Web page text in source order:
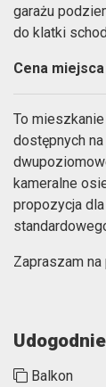
garażu
do klatki
Cena
To
dostępnych
kameralne
propozycja
Zapraszam
Balkon